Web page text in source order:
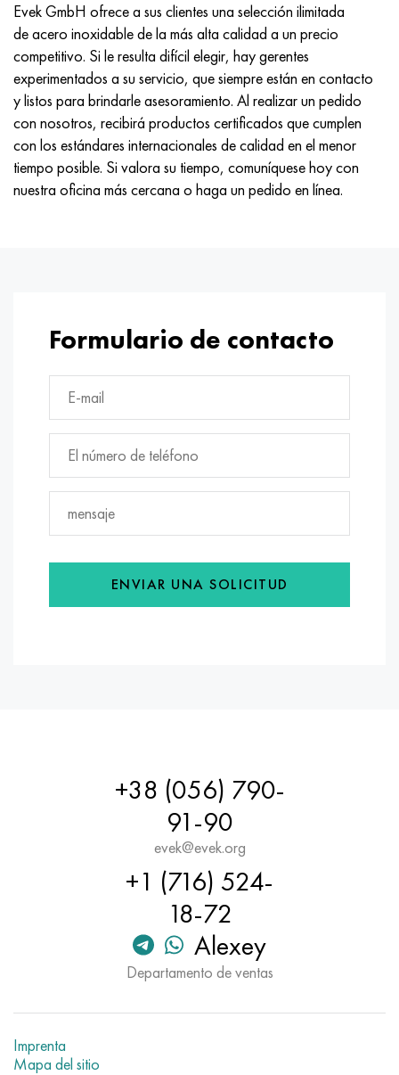
Evek GmbH ofrece a sus clientes una selección ilimitada
de acero inoxidable de la más alta calidad a un precio
competitivo. Si le resulta difícil elegir, hay gerentes
experimentados a su servicio, que siempre están en contacto
y listos para brindarle asesoramiento. Al realizar un pedido
con nosotros, recibirá productos certificados que cumplen
con los estándares internacionales de calidad en el menor
tiempo posible. Si valora su tiempo, comuníquese hoy con
nuestra oficina más cercana o haga un pedido en línea.
Formulario de contacto
ENVIAR UNA SOLICITUD
+38 (056) 790-
91-90
evek@evek.org
+1 (716) 524-
18-72
Alexey
Departamento de ventas
Imprenta
Mapa del sitio